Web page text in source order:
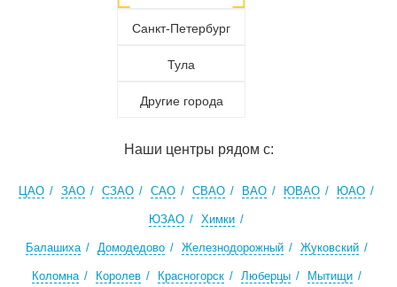
Санкт-Петербург
Тула
Другие города
Наши центры рядом с:
ЦАО ЗАО СЗАО САО СВАО ВАО ЮВАО ЮАО
ЮЗАО Химки
Балашиха Домодедово Железнодорожный Жуковский
Коломна Королев Красногорск Люберцы Мытищи